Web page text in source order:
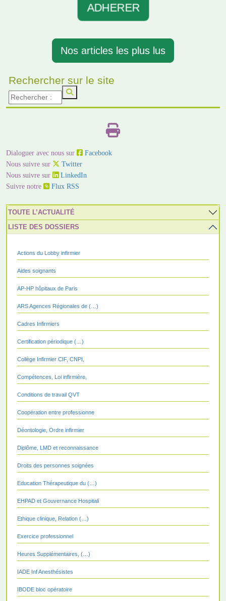
ADHERER
Nos articles les plus lus
Rechercher sur le site
Dialoguer avec nous sur
Facebook
Nous suivre sur
Twitter
Nous suivre sur
LinkedIn
Suivre notre
Flux RSS
TOUTE L’ACTUALITÉ
LISTE DES DOSSIERS
Actions du Lobby infirmier
Aides soignants
AP-HP hôpitaux de Paris
ARS Agences Régionales de (…)
Cadres Infirmiers
Certification périodique (…)
Collège Infirmier CIF, CNPI,
Compétences, Loi infirmière,
Conditions de travail QVT
Coopération entre professionne
Déontologie, Ordre infirmier
Diplôme, LMD et reconnaissance
Droits des personnes soignées
Education Thérapeutique du (…)
EHPAD et Gouvernance Hospitali
Ethique clinique, Relation (…)
Exercice professionnel
Heures Supplémentaires, (…)
IADE Inf Anesthésistes
IBODE bloc opératoire